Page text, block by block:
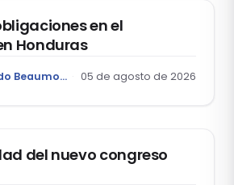
en el
Honduras
Austin Ricardo Beaumont Rivera 05 de agosto de 2026
del nuevo congreso